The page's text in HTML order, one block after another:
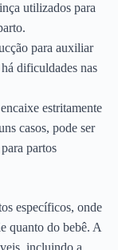
utilizados para
para auxiliar
dificuldades nas
estritamente
casos, pode ser
partos
específicos, onde
quanto do bebê. A